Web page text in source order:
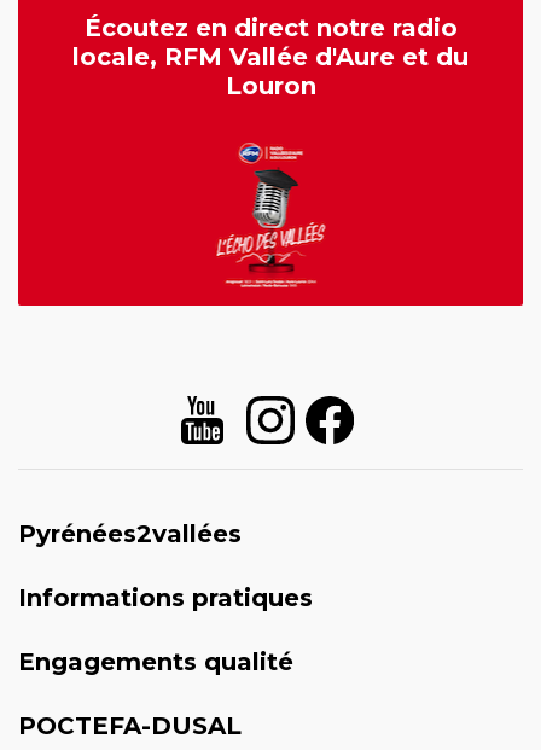
Écoutez en direct notre radio
locale, RFM Vallée d'Aure et du
Louron
Pyrénées2vallées
Informations pratiques
Engagements qualité
POCTEFA-DUSAL